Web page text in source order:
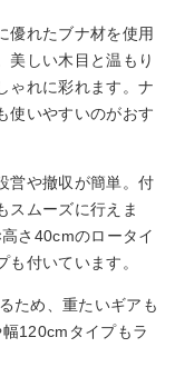
優れたブナ材を使用
美しい木目と温もり
ゃれに彩れます。ナ
使いやすいのがおす
営や撤収が簡単。付
スムーズに行えま
さ40cmのロータイ
付いています。
ため、重たいギアも
120cmタイプもラ